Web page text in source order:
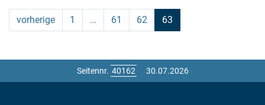
vorherige 1 … 61 62 63
Seitennr. 30.07.2026